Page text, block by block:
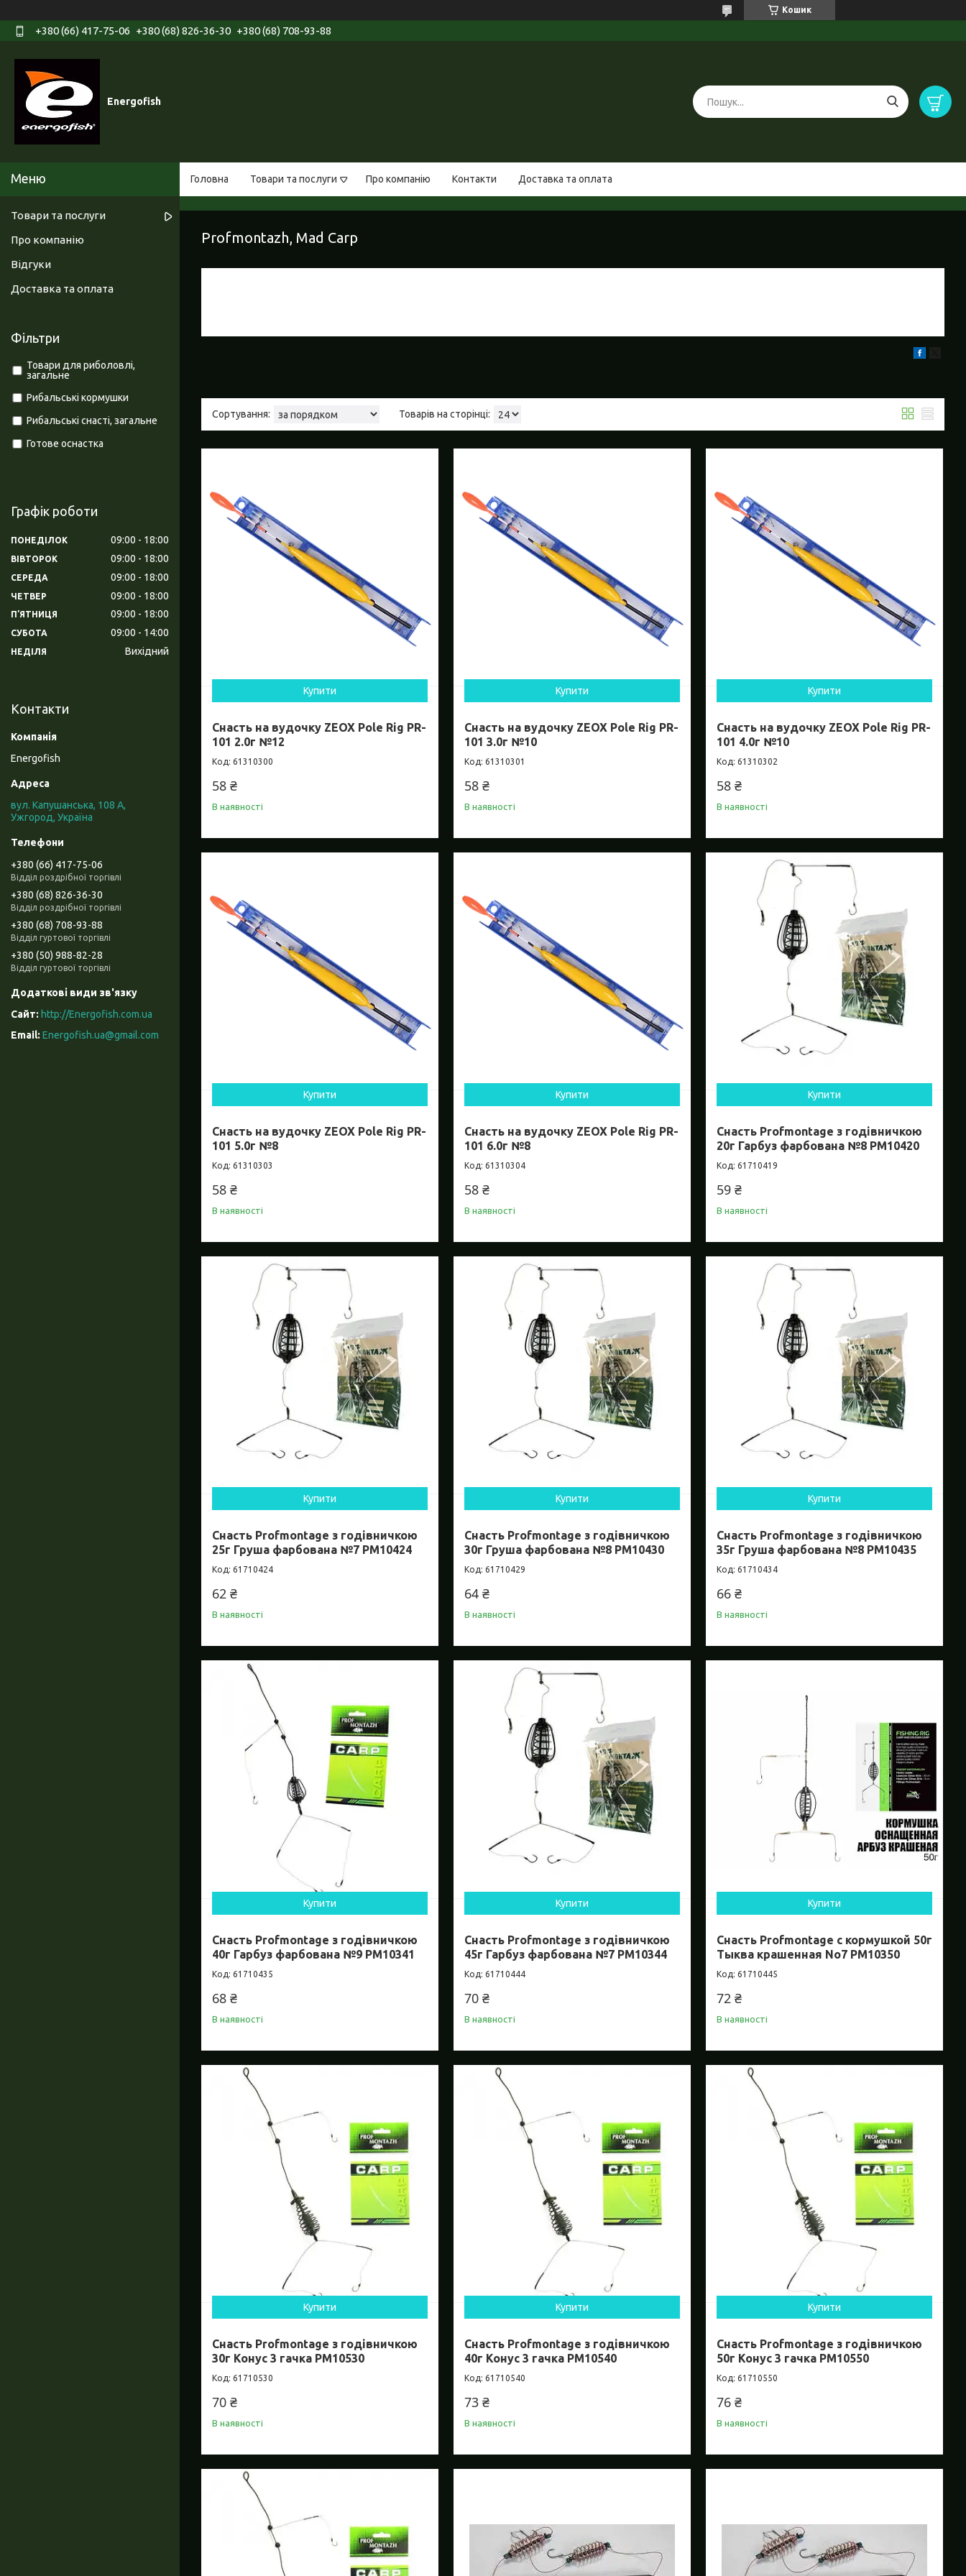
Кошик
+380 (66) 417-75-06 +380 (68) 826-36-30 +380 (68) 708-93-88
Energofish
Головна Товари та послуги Про компанію Контакти Доставка та оплата
Profmontazh, Mad Carp
Купити
Снасть на вудочку ZEOX Pole Rig PR-
101 2.0г №12
61310300
58 ₴
В наявності
Купити
Снасть на вудочку ZEOX Pole Rig PR-
101 3.0г №10
61310301
58 ₴
В наявності
Купити
Снасть на вудочку ZEOX Pole Rig PR-
101 4.0г №10
61310302
58 ₴
В наявності
Купити
Снасть на вудочку ZEOX Pole Rig PR-
101 5.0г №8
61310303
58 ₴
В наявності
Купити
Снасть на вудочку ZEOX Pole Rig PR-
101 6.0г №8
61310304
58 ₴
В наявності
Купити
Снасть Profmontage з годівничкою
20г Гарбуз фарбована №8 PM10420
61710419
59 ₴
В наявності
Купити
Снасть Profmontage з годівничкою
25г Груша фарбована №7 PM10424
61710424
62 ₴
В наявності
Купити
Снасть Profmontage з годівничкою
30г Груша фарбована №8 PM10430
61710429
64 ₴
В наявності
Купити
Снасть Profmontage з годівничкою
35г Груша фарбована №8 PM10435
61710434
66 ₴
В наявності
Купити
Снасть Profmontage з годівничкою
40г Гарбуз фарбована №9 PM10341
61710435
68 ₴
В наявності
Купити
Снасть Profmontage з годівничкою
45г Гарбуз фарбована №7 PM10344
61710444
70 ₴
В наявності
Купити
Снасть Profmontage с кормушкой 50г
Тыква крашенная No7 PM10350
61710445
72 ₴
В наявності
Купити
Снасть Profmontage з годівничкою
30г Конус 3 гачка PM10530
61710530
70 ₴
В наявності
Купити
Снасть Profmontage з годівничкою
40г Конус 3 гачка PM10540
61710540
73 ₴
В наявності
Купити
Снасть Profmontage з годівничкою
50г Конус 3 гачка PM10550
61710550
76 ₴
В наявності
Товари та послуги
Про компанію
Відгуки
Доставка та оплата
Фільтри
Товари для риболовлі,
загальне
Рибальські кормушки
Рибальські снасті, загальне
Готове оснастка
Графік роботи
ПОНЕДІЛОК 09:00 18:00
ВІВТОРОК 09:00 18:00
СЕРЕДА 09:00 18:00
ЧЕТВЕР 09:00 18:00
ПʼЯТНИЦЯ 09:00 18:00
СУБОТА 09:00 14:00
НЕДІЛЯ Вихідний
Контакти
Energofish
вул. Капушанська, 108 А,
Ужгород, Україна
+380 (66) 417-75-06
Відділ роздрібної торгівлі
+380 (68) 826-36-30
Відділ роздрібної торгівлі
+380 (68) 708-93-88
Відділ гуртової торгівлі
+380 (50) 988-82-28
Відділ гуртової торгівлі
http://Energofish.com.ua
Energofish.ua@gmail.com